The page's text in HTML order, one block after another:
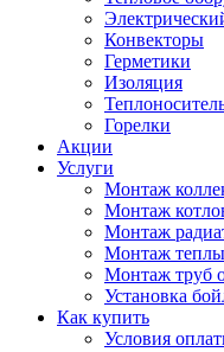
Конвекторы
Герметики
Изоляция
Горелки
Акции
Услуги
Монтаж
Монтаж
Монтаж
Монтаж
Монтаж труб
Установка
Как купить
Условия